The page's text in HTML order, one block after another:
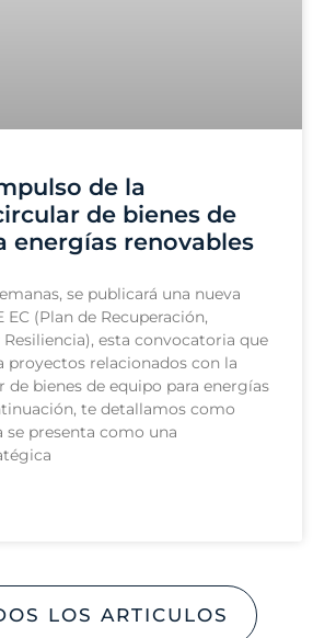
de la
de bienes de
energías renovables
se publicará una nueva
EC (Plan de Recuperación,
esta convocatoria que
proyectos relacionados con la
bienes de equipo para energías
te detallamos como
presenta como una
LOS ARTICULOS